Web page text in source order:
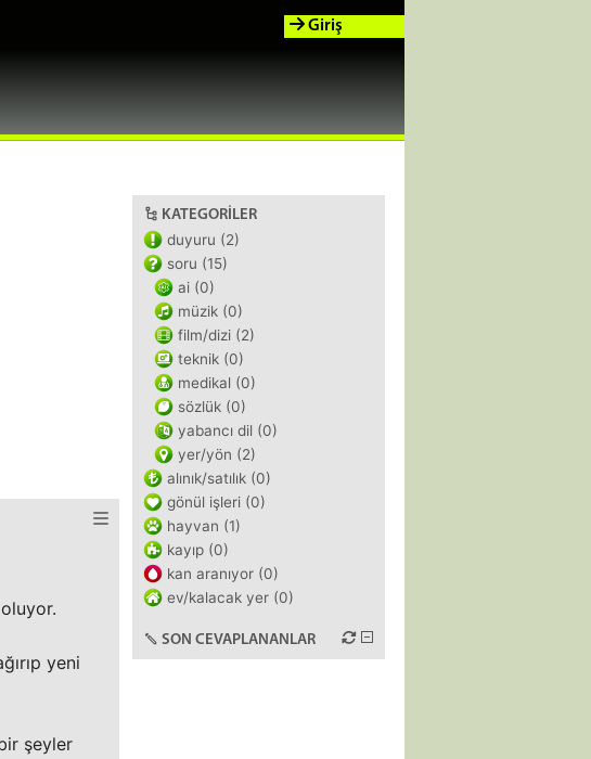
Giriş
yeni
şeyler
KATEGORILER
duyuru (2)
soru (15)
ai (0)
müzik (0)
film/dizi (2)
teknik (0)
medikal (0)
sözlük (0)
yabancı dil (0)
yer/yön (2)
alınık/satılık (0)
gönül işleri (0)
hayvan (1)
kayıp (0)
kan aranıyor (0)
ev/kalacak yer (0)
SON CEVAPLANANLAR